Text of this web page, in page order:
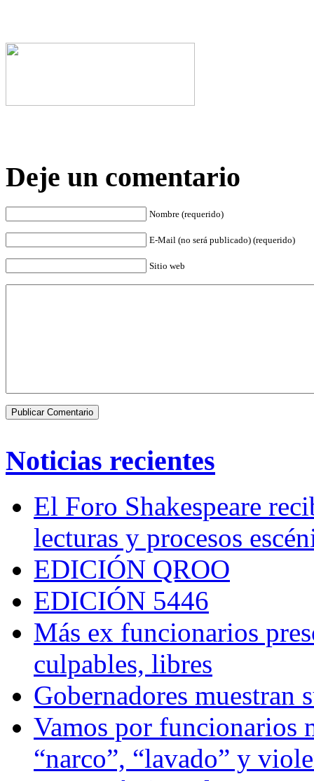
Deje un comentario
Nombre (requerido)
E-Mail (no será publicado) (requerido)
Sitio web
Noticias recientes
El Foro Shakespeare
lecturas y procesos
EDICIÓN QROO
EDICIÓN 5446
Más ex funcionarios
culpables, libres
Gobernadores muestran
Vamos por funcionarios
“narco”, “lavado” y